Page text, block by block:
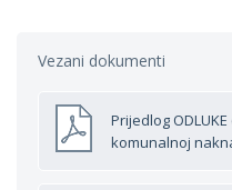
Vezani dokumenti
Prijedlog
komunalnoj